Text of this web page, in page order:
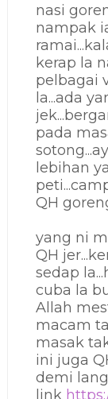
nasi
nampak
kerap la
pelbagai
la...ada
pada
lebihan
QH
yang ni
QH
sedap
cuba la
Allah
macam
masak
ini juga
demi
link